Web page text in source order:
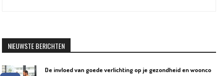
NIEUWSTE BERICHTEN